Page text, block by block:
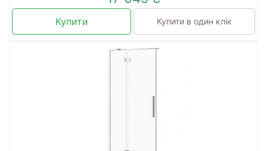
Купити Купити в один клік